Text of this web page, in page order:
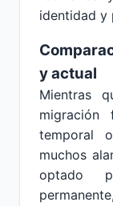
identidad y
y actual
Mientras
migración
temporal
muchos
optado